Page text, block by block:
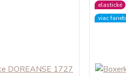
elastické
viac farieb